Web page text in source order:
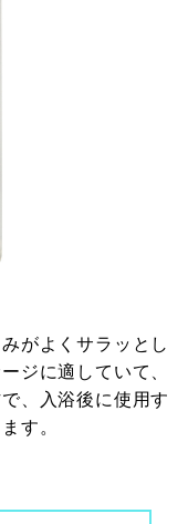
がよくサラッとし
ジに適していて、
、入浴後に使用す
す。